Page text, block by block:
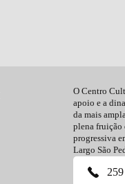
O Centro
apoio e a
da mais
plena fruição
progressiva
Largo São